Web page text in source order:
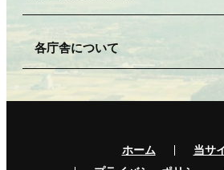
各庁舎について
ホーム
当サ